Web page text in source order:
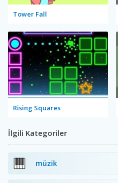
Tower Fall
Rising Squares
İlgili Kategoriler
müzik